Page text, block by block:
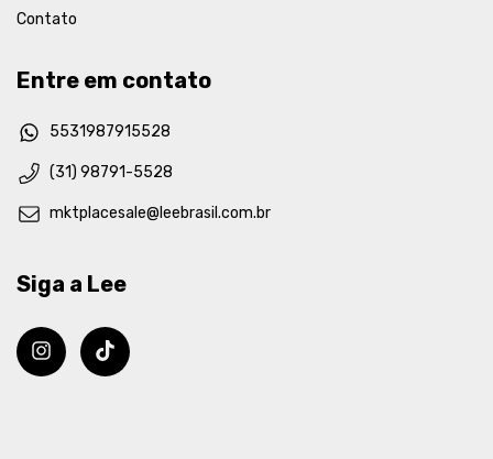
Contato
Entre em contato
5531987915528
(31) 98791-5528
mktplacesale@leebrasil.com.br
Siga a Lee